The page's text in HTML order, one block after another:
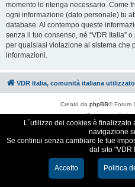
momento lo ritenga necessario. Come
ogni informazione (dato personale) tu
database. Al contempo queste
senza il tuo consenso, né “VDR Italia”
per qualsiasi violazione al sistema che
informazioni.
VDR Italia, comunità italiana
Creato da phpBB® Forum
Traduzione
Cookie
L´utilizzo dei cookies è
navigazione
Se continui senza cambiare le tue
dal sito "VDR
Accetto Politica